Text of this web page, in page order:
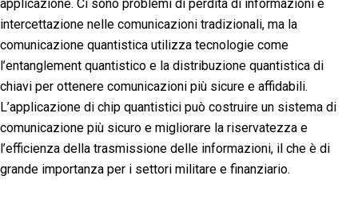
applicazione. Ci sono problemi di perdita di informazioni e
intercettazione nelle comunicazioni tradizionali, ma la
comunicazione quantistica utilizza tecnologie come
l’entanglement quantistico e la distribuzione quantistica di
chiavi per ottenere comunicazioni più sicure e affidabili.
L’applicazione di chip quantistici può costruire un sistema di
comunicazione più sicuro e migliorare la riservatezza e
l’efficienza della trasmissione delle informazioni, il che è di
grande importanza per i settori militare e finanziario.